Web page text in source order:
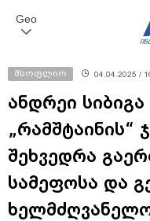
Geo
მსოფლიო 04.04.2025 /
ანდრეი სიბიგა
„რამშტაინის“
შეხვედრა
სამეფოსა და